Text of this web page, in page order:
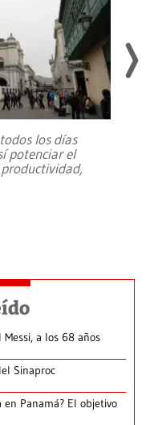
los días
potenciar el
a los 68 años
Sinaproc
Panamá? El objetivo